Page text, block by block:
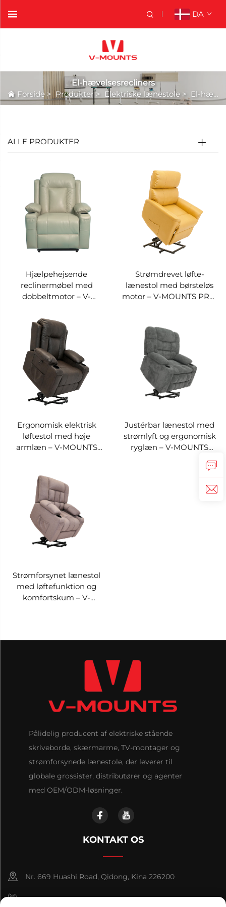
DA
El-hævelsesrecliners
Forside > Produkter> Elektriske lænestole > El-hævelsesrecliners
ALLE PRODUKTER
Hjælpehejsende
reclinermøbel med
dobbeltmotor – V-
Strømdrevet løfte-
lænestol med børsteløs
motor – V-MOUNTS PRS-
Ergonomisk elektrisk
løftestol med høje
armlæn – V-MOUNTS
Justérbar lænestol med
strømlyft og ergonomisk
ryglæn – V-MOUNTS
Strømforsynet lænestol
med løftefunktion og
komfortskum – V-
Pålidelig producent af elektriske stående
skriveborde, skærmarme, TV-montager og
strømforsynede lænestole, der leverer til
globale grossister, distributører og agenter
med OEM/ODM-løsninger.
KONTAKT OS
Nr. 669 Huashi Road, Qidong, Kina 226200
+86-18921656832